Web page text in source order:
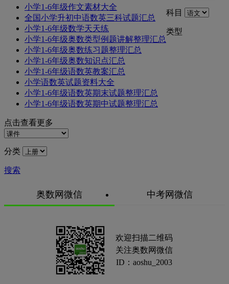
小学1-6年级作文素材大全
全国小学升初中语数英三科试题汇总
小学1-6年级数学天天练
小学1-6年级奥数类型例题讲解整理汇总
小学1-6年级奥数练习题整理汇总
小学1-6年级奥数知识点汇总
小学1-6年级语数英教案汇总
小学语数英试题资料大全
小学1-6年级语数英期末试题整理汇总
小学1-6年级语数英期中试题整理汇总
点击查看更多
科目
类型
分类
搜索
奥数网微信 中考网微信
欢迎扫描二维码
关注奥数网微信
ID：aoshu_2003